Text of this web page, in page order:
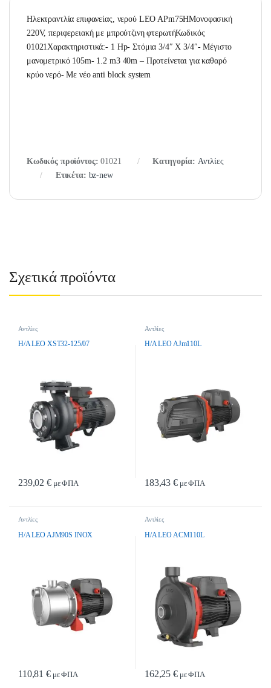
Ηλεκτραντλία επιφανείας, νερού LEO APm75ΗΜονοφασική
220V, περιφερειακή με μπρούτζινη φτερωτήΚωδικός
01021Χαρακτηριστικά:- 1 Hp- Στόμια 3/4″ Χ 3/4″- Μέγιστο
μανομετρικό 105m- 1.2 m3 40m – Προτείνεται για καθαρό
κρύο νερό- Με νέο anti block system
Κωδικός προϊόντος:01021 Κατηγορία: Αντλίες
Ετικέτα: bz-new
Σχετικά προϊόντα
Αντλίες
H/A LEO XST32-125/07
239,02€με ΦΠΑ
Αντλίες
H/A LEO AJm110L
183,43€με ΦΠΑ
Αντλίες
H/A LEO AJM90S INOX
110,81€με ΦΠΑ
Αντλίες
H/A LEO ACM110L
162,25€με ΦΠΑ